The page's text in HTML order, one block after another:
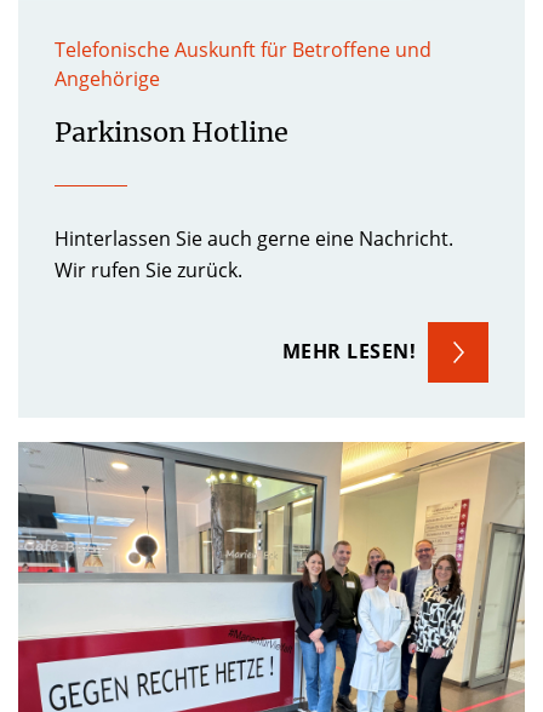
Telefonische Auskunft für Betroffene und
Angehörige
Parkinson Hotline
Hinterlassen Sie auch gerne eine Nachricht.
Wir rufen Sie zurück.
MEHR LESEN!